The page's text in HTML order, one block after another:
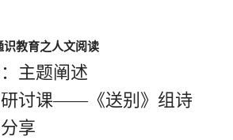
识教育之人文阅读
主题阐述
研讨课——《送别》组诗
享